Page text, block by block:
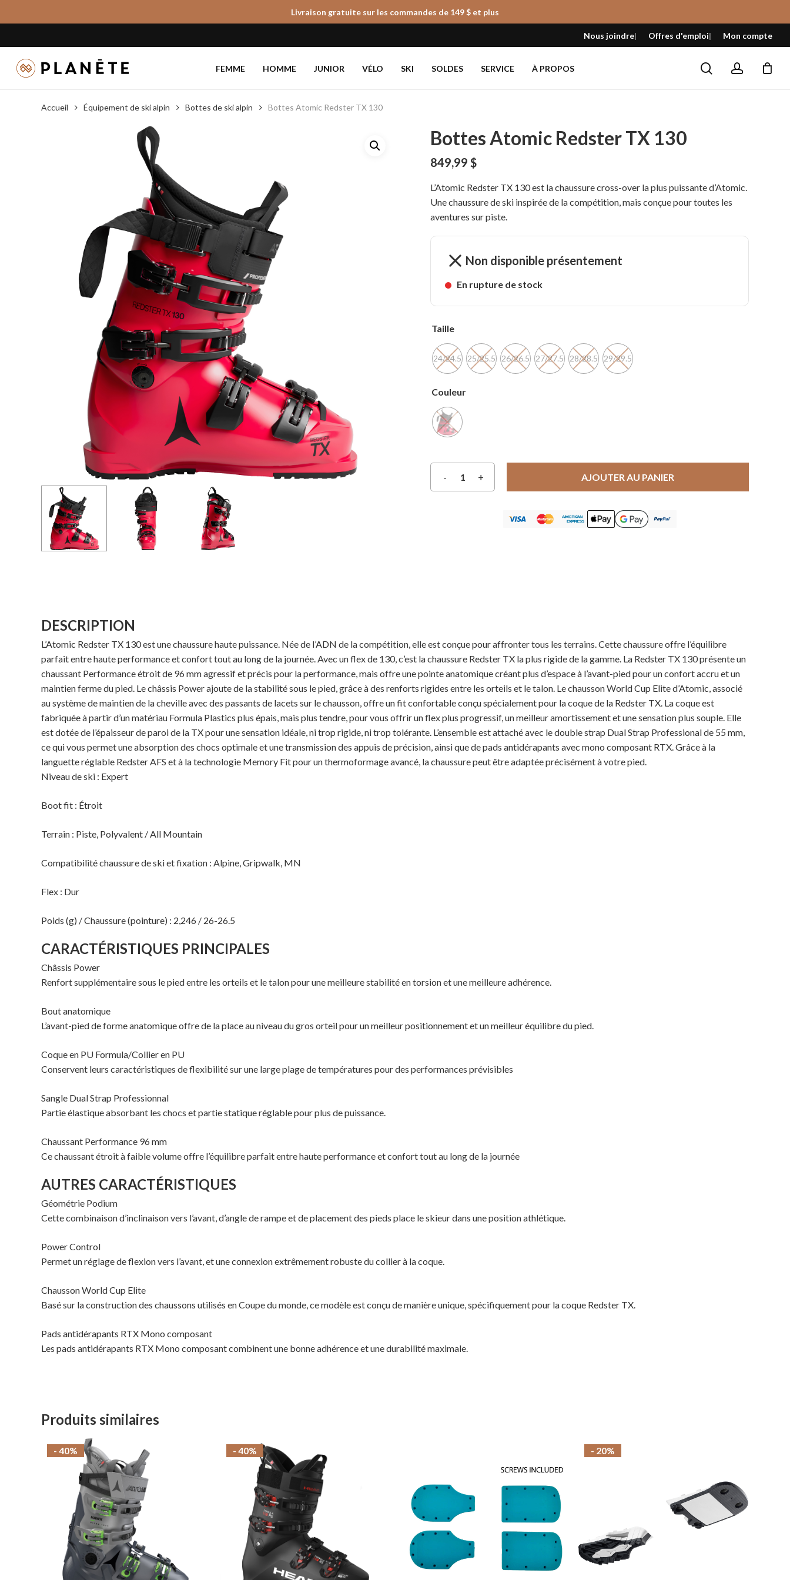
to
content
Livraison gratuite sur les commandes de 149 $ et plus
Nous joindre Offres d'emploi Mon compte
FEMME HOMME JUNIOR VÉLO SKI SOLDES SERVICE À PROPOS searchaccount
Fermer
le
panier
MAGASINER EN LIGNE
Accueil Équipement de ski alpin Bottes de ski alpin Bottes Atomic Redster TX 130
Bottes Atomic Redster TX 130
849,99$
L’Atomic Redster TX 130 est la chaussure cross-over la plus puissante d’Atomic.
Une chaussure de ski inspirée de la compétition, mais conçue pour toutes les
aventures sur piste.
Non disponible présentement
En rupture de stock
Taille
24/24.5 25/25.5 26/26.5 27/27.5 28/28.5 29/29.5
Couleur
AJOUTER AU PANIER
DESCRIPTION
L’Atomic Redster TX 130 est une chaussure haute puissance. Née de l’ADN de la compétition, elle est conçue pour affronter tous les terrains. Cette chaussure offre l’équilibre
parfait entre haute performance et confort tout au long de la journée. Avec un flex de 130, c’est la chaussure Redster TX la plus rigide de la gamme. La Redster TX 130 présente un
chaussant Performance étroit de 96 mm agressif et précis pour la performance, mais offre une pointe anatomique créant plus d’espace à l’avant-pied pour un confort accru et un
maintien ferme du pied. Le châssis Power ajoute de la stabilité sous le pied, grâce à des renforts rigides entre les orteils et le talon. Le chausson World Cup Elite d’Atomic, associé
au système de maintien de la cheville avec des passants de lacets sur le chausson, offre un fit confortable conçu spécialement pour la coque de la Redster TX. La coque est
fabriquée à partir d’un matériau Formula Plastics plus épais, mais plus tendre, pour vous offrir un flex plus progressif, un meilleur amortissement et une sensation plus souple. Elle
est dotée de l’épaisseur de paroi de la TX pour une sensation idéale, ni trop rigide, ni trop tolérante. L’ensemble est attaché avec le double strap Dual Strap Professional de 55 mm,
ce qui vous permet une absorption des chocs optimale et une transmission des appuis de précision, ainsi que de pads antidérapants avec mono composant RTX. Grâce à la
languette réglable Redster AFS et à la technologie Memory Fit pour un thermoformage avancé, la chaussure peut être adaptée précisément à votre pied.
Niveau de ski : Expert
Boot fit : Étroit
Terrain : Piste, Polyvalent / All Mountain
Compatibilité chaussure de ski et fixation : Alpine, Gripwalk, MN
Flex : Dur
Poids (g) / Chaussure (pointure) : 2,246 / 26-26.5
CARACTÉRISTIQUES PRINCIPALES
Châssis Power
Renfort supplémentaire sous le pied entre les orteils et le talon pour une meilleure stabilité en torsion et une meilleure adhérence.
Bout anatomique
L’avant-pied de forme anatomique offre de la place au niveau du gros orteil pour un meilleur positionnement et un meilleur équilibre du pied.
Coque en PU Formula/Collier en PU
Conservent leurs caractéristiques de flexibilité sur une large plage de températures pour des performances prévisibles
Sangle Dual Strap Professionnal
Partie élastique absorbant les chocs et partie statique réglable pour plus de puissance.
Chaussant Performance 96 mm
Ce chaussant étroit à faible volume offre l’équilibre parfait entre haute performance et confort tout au long de la journée
AUTRES CARACTÉRISTIQUES
Géométrie Podium
Cette combinaison d’inclinaison vers l’avant, d’angle de rampe et de placement des pieds place le skieur dans une position athlétique.
Power Control
Permet un réglage de flexion vers l’avant, et une connexion extrêmement robuste du collier à la coque.
Chausson World Cup Elite
Basé sur la construction des chaussons utilisés en Coupe du monde, ce modèle est conçu de manière unique, spécifiquement pour la coque Redster TX.
Pads antidérapants RTX Mono composant
Les pads antidérapants RTX Mono composant combinent une bonne adhérence et une durabilité maximale.
Produits similaires
- 40% - 40% - 20%